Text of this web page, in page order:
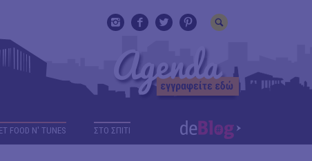
FOOD N' TUNES ΣΤΟ ΣΠΙΤΙ